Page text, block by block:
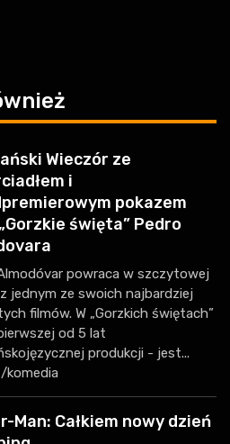
Wieczór ze
i
pokazem
święta” Pedro
powraca w szczytowej
jednym ze swoich najbardziej
filmów. W „Gorzkich świętach”
od 5 lat
produkcji - jest...
komedia
Man: Całkiem nowy dzień